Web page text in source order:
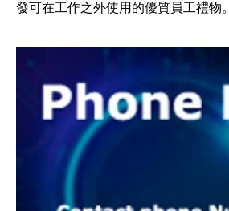
發可在工作之外使用的優質員工禮物。